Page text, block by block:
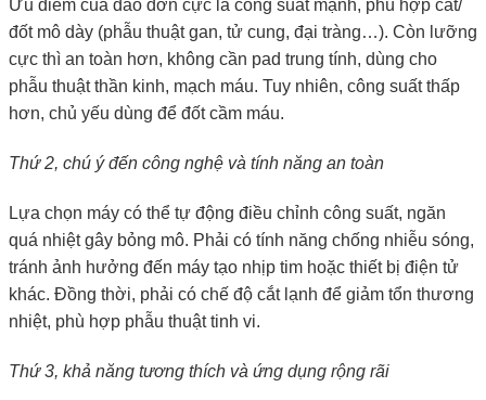
Ưu điểm của dao đơn cực là công suất mạnh, phù hợp cắt/
đốt mô dày (phẫu thuật gan, tử cung, đại tràng…). Còn lưỡng
cực thì an toàn hơn, không cần pad trung tính, dùng cho
phẫu thuật thần kinh, mạch máu. Tuy nhiên, công suất thấp
hơn, chủ yếu dùng để đốt cầm máu.
Thứ 2, chú ý đến công nghệ và tính năng an toàn
Lựa chọn máy có thể tự động điều chỉnh công suất, ngăn
quá nhiệt gây bỏng mô. Phải có tính năng chống nhiễu sóng,
tránh ảnh hưởng đến máy tạo nhịp tim hoặc thiết bị điện tử
khác. Đồng thời, phải có chế độ cắt lạnh để giảm tổn thương
nhiệt, phù hợp phẫu thuật tinh vi.
Thứ 3, khả năng tương thích và ứng dụng rộng rãi